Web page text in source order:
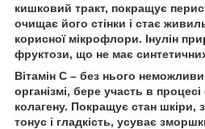
кишковий тракт, покращує
очищає його стінки і стає
корисної мікрофлори. Інулін
фруктози, що не має
Вітамін С – без нього
організмі, бере участь в
колагену. Покращує стан шкіри,
тонус і гладкість, усуває